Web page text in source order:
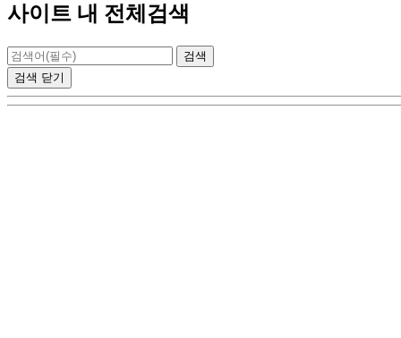
사이트 내 전체검색
검색 닫기